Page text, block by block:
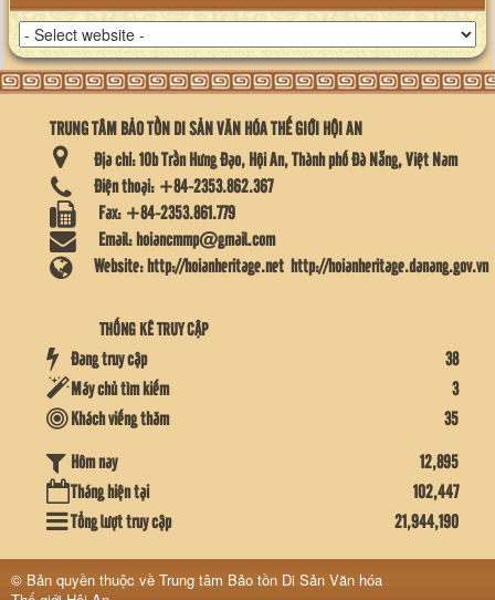
TRUNG TÂM BẢO TỒN DI SẢN VĂN HÓA THẾ GIỚI HỘI AN
Địa chỉ: 10b Trần Hưng Đạo, Hội An, Thành phố Đà Nẵng, Việt Nam
Điện thoại: +84-2353.862.367
Fax: +84-2353.861.779
Email: hoiancmmp@gmail.com
Website: http://hoianheritage.net http://hoianheritage.danang.gov.vn
THỐNG KÊ TRUY CẬP
Đang truy cập
38
Máy chủ tìm kiếm
3
Khách viếng thăm
35
Hôm nay
12,895
Tháng hiện tại
102,447
Tổng lượt truy cập
21,944,190
© Bản quyền thuộc về Trung tâm Bảo tồn Di Sản Văn hóa